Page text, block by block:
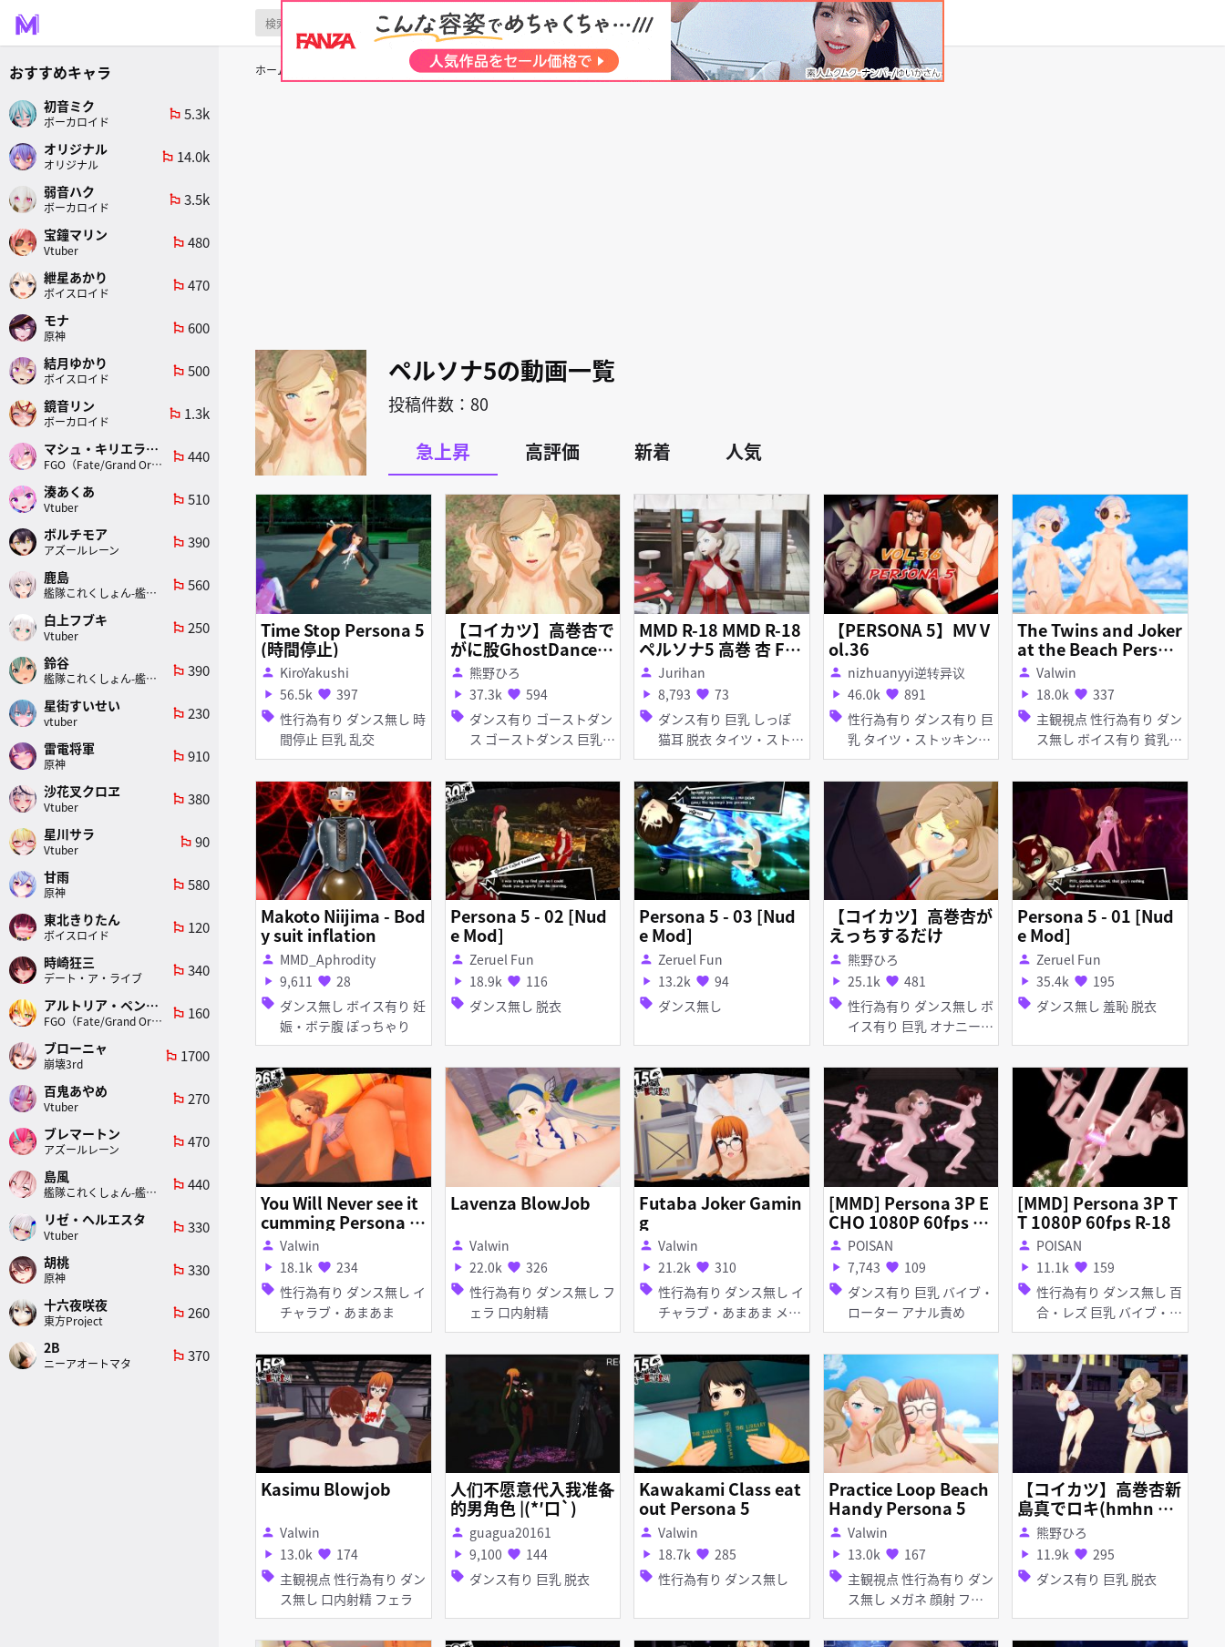
search タグ 原作
ホーム
ペルソナ5の動画一覧
投稿件数：80
急上昇 高評価 新着 人気
Time Stop Persona 5
(時間停止)
person KiroYakushi
play_arrow 56.5k favorite 397
sell 性行為有り ダンス無し 時
間停止 巨乳 乱交
【コイカツ】高巻杏で
がに股GhostDance
【KKVMD】
person 熊野ひろ
play_arrow 37.3k favorite 594
sell ダンス有り ゴーストダン
ス ゴーストダンス 巨乳
巨乳 脱衣 脱衣
MMD R-18 MMD R-18
ペルソナ5 高巻 杏 Fee
l My Rhythm
person Jurihan
play_arrow 8,793 favorite 73
sell ダンス有り 巨乳 しっぽ
猫耳 脱衣 タイツ・ストッ
キング
【PERSONA 5】MV V
ol.36
person nizhuanyyi逆转异议
play_arrow 46.0k favorite 891
sell 性行為有り ダンス有り 巨
乳 タイツ・ストッキング
メガネ フェラ
The Twins and Joker
at the Beach Person
a 5
person Valwin
play_arrow 18.0k favorite 337
sell 主観視点 性行為有り ダン
ス無し ボイス有り 貧乳
ぷに
Makoto Niijima - Bod
y suit inflation
person MMD_Aphrodity
play_arrow 9,611 favorite 28
sell ダンス無し ボイス有り 妊
娠・ボテ腹 ぽっちゃり
Persona 5 - 02 [Nud
e Mod]
person Zeruel Fun
play_arrow 18.9k favorite 116
sell ダンス無し 脱衣
Persona 5 - 03 [Nud
e Mod]
person Zeruel Fun
play_arrow 13.2k favorite 94
sell ダンス無し
【コイカツ】高巻杏が
えっちするだけ
person 熊野ひろ
play_arrow 25.1k favorite 481
sell 性行為有り ダンス無し ボ
イス有り 巨乳 オナニー
フェラ パイズリ
Persona 5 - 01 [Nud
e Mod]
person Zeruel Fun
play_arrow 35.4k favorite 195
sell ダンス無し 羞恥 脱衣
You Will Never see it
cumming Persona 5
haru
person Valwin
play_arrow 18.1k favorite 234
sell 性行為有り ダンス無し イ
チャラブ・あまあま
Lavenza BlowJob
person Valwin
play_arrow 22.0k favorite 326
sell 性行為有り ダンス無し フ
ェラ 口内射精
Futaba Joker Gamin
g
person Valwin
play_arrow 21.2k favorite 310
sell 性行為有り ダンス無し イ
チャラブ・あまあま メガ
ネ
[MMD] Persona 3P E
CHO 1080P 60fps R-
18
person POISAN
play_arrow 7,743 favorite 109
sell ダンス有り 巨乳 バイブ・
ローター アナル責め
[MMD] Persona 3P T
T 1080P 60fps R-18
person POISAN
play_arrow 11.1k favorite 159
sell 性行為有り ダンス無し 百
合・レズ 巨乳 バイブ・ロ
ーター
Kasimu Blowjob
person Valwin
play_arrow 13.0k favorite 174
sell 主観視点 性行為有り ダン
ス無し 口内射精 フェラ
人们不愿意代入我准备
的男角色 |(*′口`)
person guagua20161
play_arrow 9,100 favorite 144
sell ダンス有り 巨乳 脱衣
Kawakami Class eat
out Persona 5
person Valwin
play_arrow 18.7k favorite 285
sell 性行為有り ダンス無し
Practice Loop Beach
Handy Persona 5
person Valwin
play_arrow 13.0k favorite 167
sell 主観視点 性行為有り ダン
ス無し メガネ 顔射 フェ
ラ
【コイカツ】高巻杏新
島真でロキ(hmhn ve
r.)【KKVMD】
person 熊野ひろ
play_arrow 11.9k favorite 295
sell ダンス有り 巨乳 脱衣
おすすめキャラ
初音ミク
ボーカロイド
emoji_flags 5.3k
オリジナル
オリジナル
emoji_flags 14.0k
弱音ハク
ボーカロイド
emoji_flags 3.5k
宝鐘マリン
Vtuber
emoji_flags 480
紲星あかり
ボイスロイド
emoji_flags 470
モナ
原神
emoji_flags 600
結月ゆかり
ボイスロイド
emoji_flags 500
鏡音リン
ボーカロイド
emoji_flags 1.3k
マシュ・キリエライト
FGO（Fate/Grand Order）
emoji_flags 440
湊あくあ
Vtuber
emoji_flags 510
ボルチモア
アズールレーン
emoji_flags 390
鹿島
艦隊これくしょん-艦これ-
emoji_flags 560
白上フブキ
Vtuber
emoji_flags 250
鈴谷
艦隊これくしょん-艦これ-
emoji_flags 390
星街すいせい
vtuber
emoji_flags 230
雷電将軍
原神
emoji_flags 910
沙花叉クロヱ
Vtuber
emoji_flags 380
星川サラ
Vtuber
emoji_flags 90
甘雨
原神
emoji_flags 580
東北きりたん
ボイスロイド
emoji_flags 120
時崎狂三
デート・ア・ライブ
emoji_flags 340
アルトリア・ペンドラゴン(ランサー)
FGO（Fate/Grand Order）
emoji_flags 160
ブローニャ
崩壊3rd
emoji_flags 1700
百鬼あやめ
Vtuber
emoji_flags 270
ブレマートン
アズールレーン
emoji_flags 470
島風
艦隊これくしょん-艦これ-
emoji_flags 440
リゼ・ヘルエスタ
Vtuber
emoji_flags 330
胡桃
原神
emoji_flags 330
十六夜咲夜
東方Project
emoji_flags 260
2B
ニーアオートマタ
emoji_flags 370